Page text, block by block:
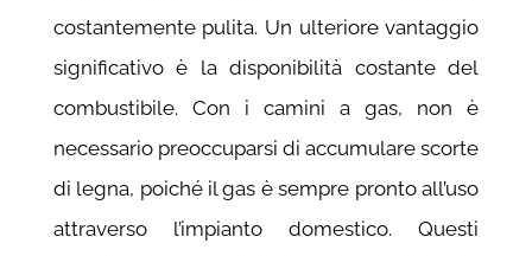
costantemente pulita. Un ulteriore vantaggio
significativo è la disponibilità costante del
combustibile. Con i camini a gas, non è
necessario preoccuparsi di accumulare scorte
di legna, poiché il gas è sempre pronto all’uso
attraverso l’impianto domestico. Questi